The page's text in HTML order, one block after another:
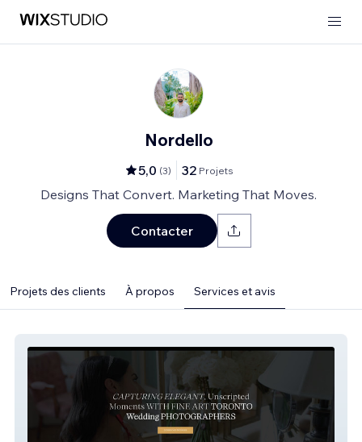
Nordello
5,0 (3) 32 Projets
Designs That Convert. Marketing That Moves.
Contacter
Projets des clients À propos Services et avis